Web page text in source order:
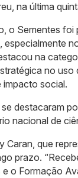
na última
o Sementes
na
no
social.
destacaram
nacional de
Caran, que
prazo.
o Formação